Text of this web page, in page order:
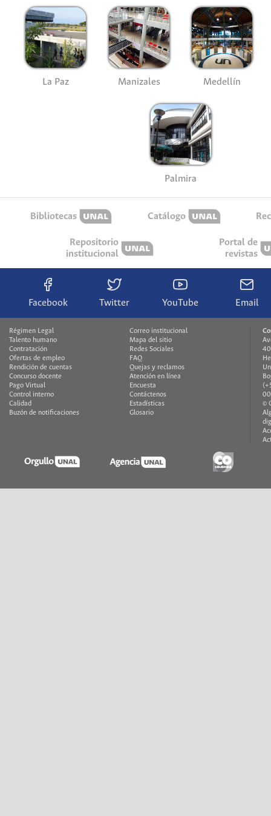
La Paz Manizales Medellín
Palmira
Bibliotecas Catálogo
Repositorio
institucional
Portal de
revistas
Facebook Twitter YouTube Email
Régimen Legal
Talento humano
Contratación
Ofertas de empleo
Rendición de cuentas
Concurso docente
Pago Virtual
Control interno
Calidad
Buzón de notificaciones
Correo institucional
Mapa del sitio
Redes Sociales
FAQ
Quejas y reclamos
Atención en línea
Encuesta
Contáctenos
Estadísticas
Glosario
©